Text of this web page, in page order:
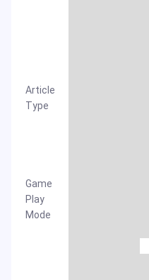
Article
Type
Game
Play
Mode